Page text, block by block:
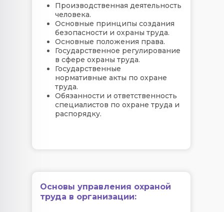
Производственная деятельность
человека.
Основные принципы создания
безопасности и охраны труда.
Основные положения права.
Государственное регулирование
в сфере охраны труда.
Государственные
нормативные акты по охране
труда.
Обязанности и ответственность
специалистов по охране труда и
распорядку.
Основы управления охраной
труда в организации: